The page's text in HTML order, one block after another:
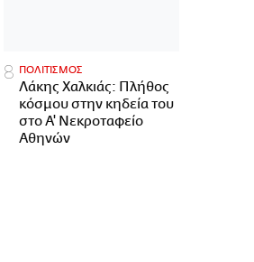
ΠΟΛΙΤΙΣΜΟΣ
Λάκης Χαλκιάς: Πλήθος
κόσμου στην κηδεία του
στο Α' Νεκροταφείο
Αθηνών